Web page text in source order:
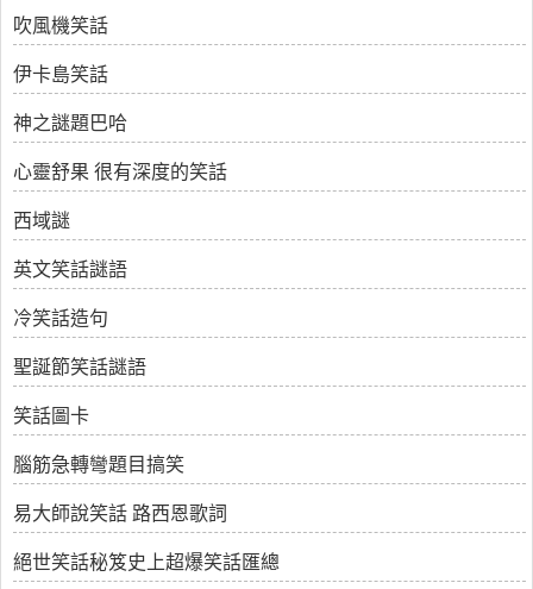
吹風機笑話
伊卡島笑話
神之謎題巴哈
心靈舒果 很有深度的笑話
西域謎
英文笑話謎語
冷笑話造句
聖誕節笑話謎語
笑話圖卡
腦筋急轉彎題目搞笑
易大師說笑話 路西恩歌詞
絕世笑話秘笈史上超爆笑話匯總